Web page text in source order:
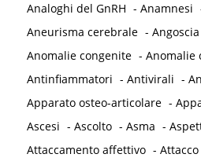
Analoghi del GnRH - Anamnesi
Aneurisma cerebrale - Angoscia
Anomalie congenite - Anomalie
Antinfiammatori - Antivirali -
Apparato osteo-articolare -
Ascesi - Ascolto - Asma -
Attaccamento affettivo -